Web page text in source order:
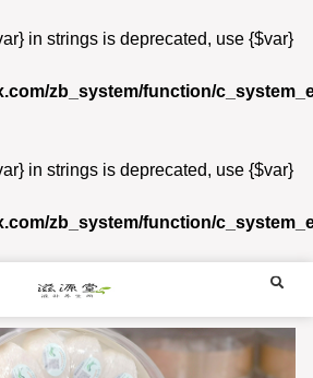
in strings is deprecated, use {$var}
zb_system/function/
in strings is deprecated, use {$var}
zb_system/function/